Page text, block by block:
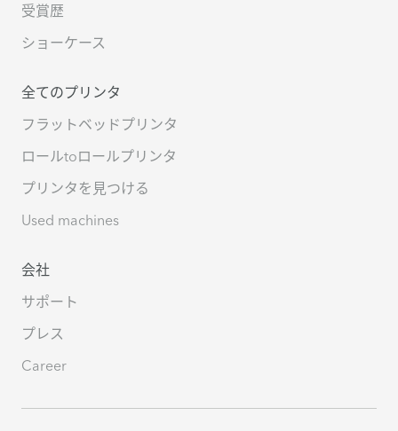
受賞歴
ショーケース
全てのプリンタ
フラットベッドプリンタ
ロールtoロールプリンタ
プリンタを見つける
Used machines
会社
サポート
プレス
Career